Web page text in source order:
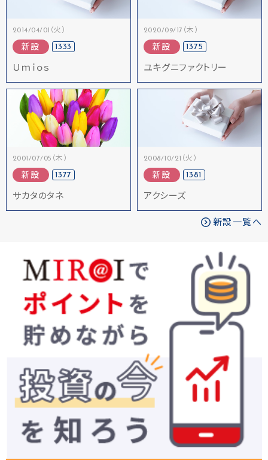
2014/04/01（火）
新設 1333
Ｕｍｉｏｓ
2020/09/17（木）
新設 1375
ユキグニファクトリー
2001/07/05（木）
新設 1377
サカタのタネ
2008/10/21（火）
新設 1381
アクシーズ
新設一覧へ